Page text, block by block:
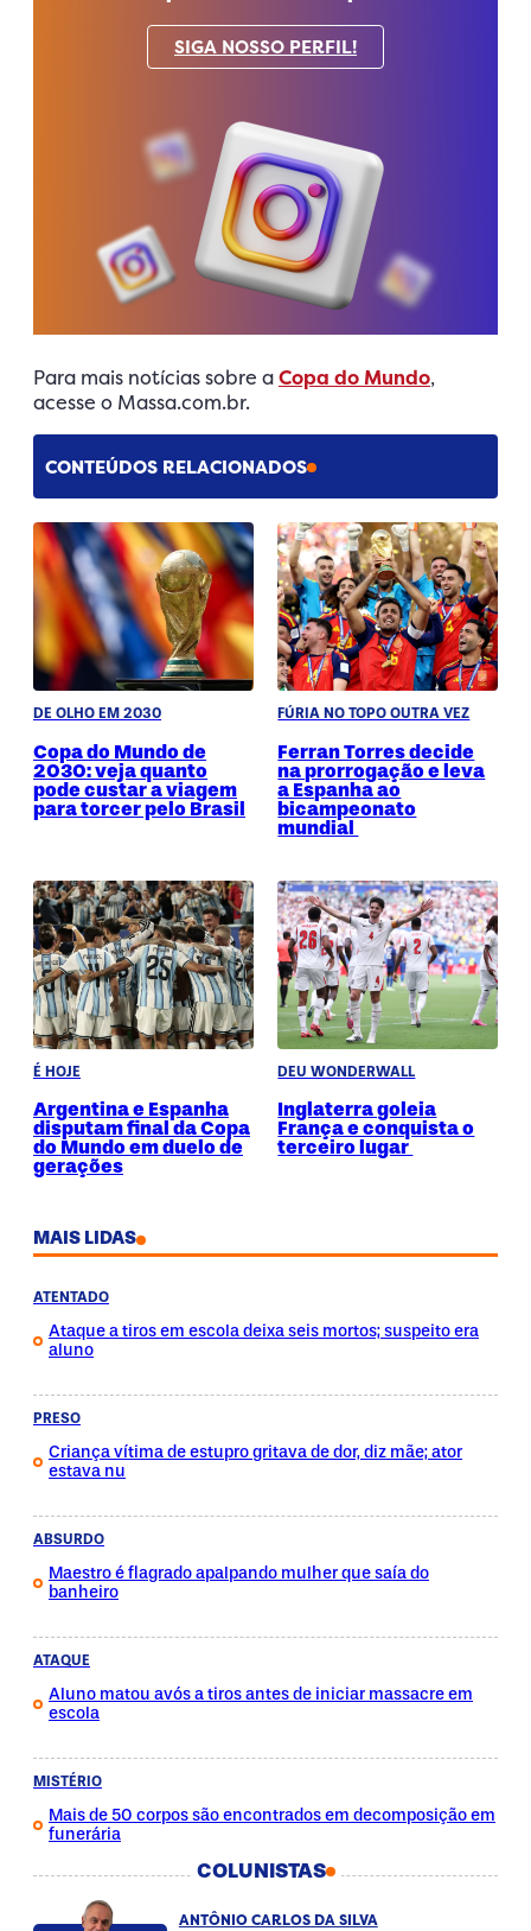
SIGA NOSSO PERFIL!
Para mais notícias sobre aCopa do Mundo,
acesse o Massa.com.br.
CONTEÚDOS RELACIONADOS
DE OLHO EM 2030
Copa do Mundo de
2030: veja quanto
pode custar a viagem
para torcer pelo Brasil
FÚRIA NO TOPO OUTRA VEZ
Ferran Torres decide
na prorrogação e leva
a Espanha ao
bicampeonato
mundial
É HOJE
Argentina e Espanha
disputam final da Copa
do Mundo em duelo de
gerações
DEU WONDERWALL
Inglaterra goleia
França e conquista o
terceiro lugar
MAIS LIDAS
ATENTADO
Ataque a tiros em escola deixa seis mortos; suspeito era
aluno
PRESO
Criança vítima de estupro gritava de dor, diz mãe; ator
estava nu
ABSURDO
Maestro é flagrado apalpando mulher que saía do
banheiro
ATAQUE
Aluno matou avós a tiros antes de iniciar massacre em
escola
MISTÉRIO
Mais de 50 corpos são encontrados em decomposição em
funerária
COLUNISTAS
ANTÔNIO CARLOS DA SILVA